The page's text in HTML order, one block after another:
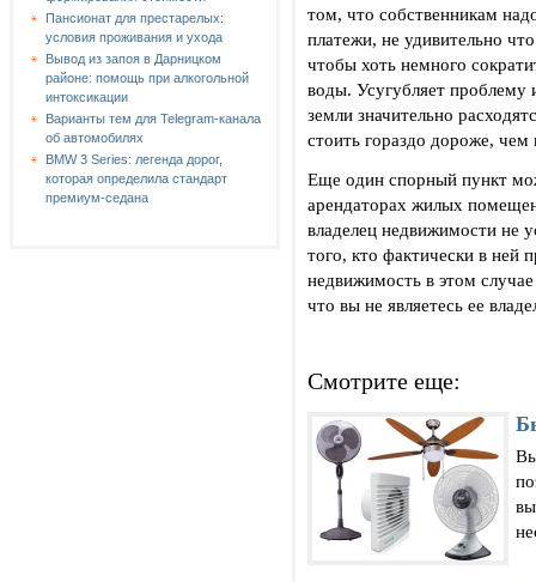
Пансионат для престарелых:
условия проживания и ухода
Вывод из запоя в Дарницком
районе: помощь при алкогольной
интоксикации
Варианты тем для Telegram-канала
об автомобилях
BMW 3 Series: легенда дорог,
которая определила стандарт
премиум-седана
том, что собственникам
платежи, не удивительно
чтобы хоть немного
воды. Усугубляет проблему
земли значительно
стоить гораздо дороже, чем
Еще один спорный пункт
арендаторах жилых
владелец недвижимости не
того, кто фактически в ней
недвижимость в этом
что вы не являетесь ее
Смотрите еще: